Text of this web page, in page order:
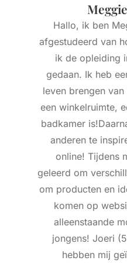
Hallo, ik ben
afgestudeerd van
ik de opleiding
gedaan. Ik heb
leven brengen
een winkelruimte,
badkamer
anderen te
online! Tijdens
geleerd om
om producten en
komen op
alleenstaande
jongens! Joeri
hebben mij